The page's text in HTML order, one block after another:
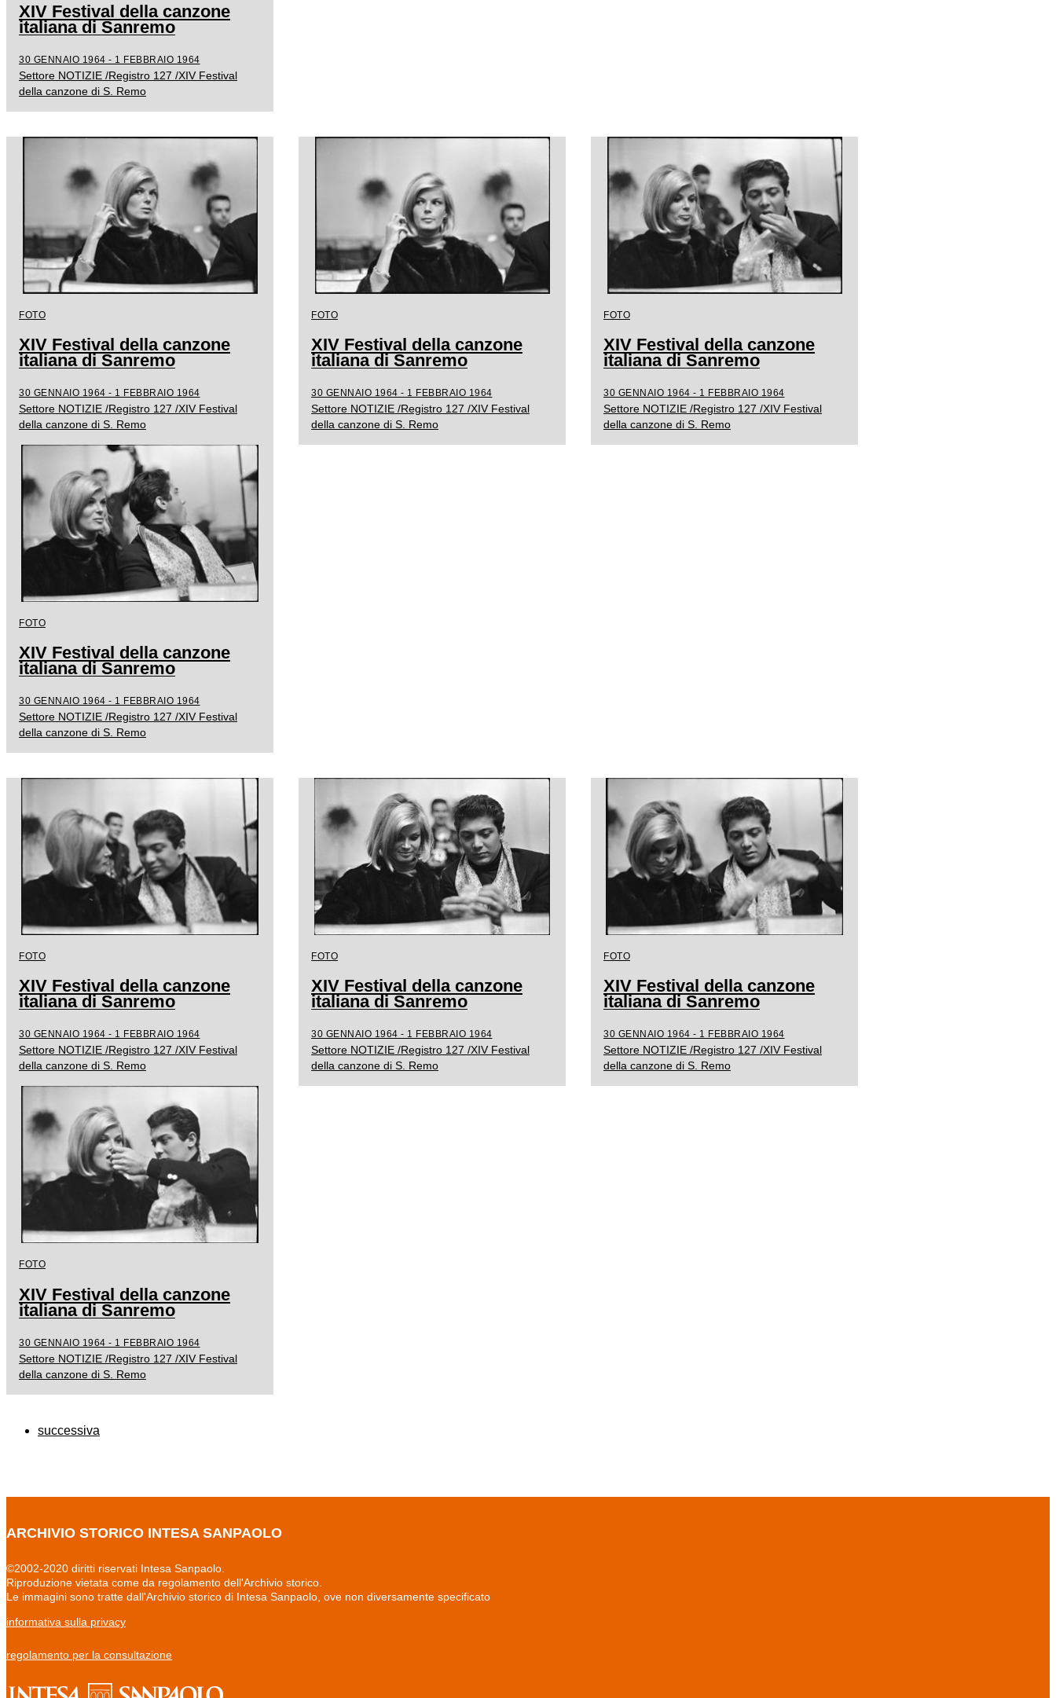
XIV Festival della canzone
italiana di Sanremo
30 GENNAIO 1964 - 1 FEBBRAIO 1964
Settore NOTIZIE /Registro 127 /XIV Festival
della canzone di S. Remo
FOTO
XIV Festival della canzone
italiana di Sanremo
30 GENNAIO 1964 - 1 FEBBRAIO 1964
Settore NOTIZIE /Registro 127 /XIV Festival
della canzone di S. Remo
FOTO
XIV Festival della canzone
italiana di Sanremo
30 GENNAIO 1964 - 1 FEBBRAIO 1964
Settore NOTIZIE /Registro 127 /XIV Festival
della canzone di S. Remo
FOTO
XIV Festival della canzone
italiana di Sanremo
30 GENNAIO 1964 - 1 FEBBRAIO 1964
Settore NOTIZIE /Registro 127 /XIV Festival
della canzone di S. Remo
FOTO
XIV Festival della canzone
italiana di Sanremo
30 GENNAIO 1964 - 1 FEBBRAIO 1964
Settore NOTIZIE /Registro 127 /XIV Festival
della canzone di S. Remo
FOTO
XIV Festival della canzone
italiana di Sanremo
30 GENNAIO 1964 - 1 FEBBRAIO 1964
Settore NOTIZIE /Registro 127 /XIV Festival
della canzone di S. Remo
FOTO
XIV Festival della canzone
italiana di Sanremo
30 GENNAIO 1964 - 1 FEBBRAIO 1964
Settore NOTIZIE /Registro 127 /XIV Festival
della canzone di S. Remo
FOTO
XIV Festival della canzone
italiana di Sanremo
30 GENNAIO 1964 - 1 FEBBRAIO 1964
Settore NOTIZIE /Registro 127 /XIV Festival
della canzone di S. Remo
FOTO
XIV Festival della canzone
italiana di Sanremo
30 GENNAIO 1964 - 1 FEBBRAIO 1964
Settore NOTIZIE /Registro 127 /XIV Festival
della canzone di S. Remo
successiva
ARCHIVIO STORICO INTESA SANPAOLO
©2002-2020 diritti riservati Intesa Sanpaolo.
Riproduzione vietata come da regolamento dell'Archivio storico.
Le immagini sono tratte dall'Archivio storico di Intesa Sanpaolo, ove non diversamente specificato
informativa sulla privacy
regolamento per la consultazione